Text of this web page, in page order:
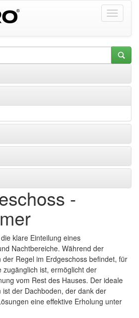
-
klare Einteilung eines
Nachtbereiche. Während der
Regel im Erdgeschoss befindet, für
zugänglich ist, ermöglicht der
vom Rest des Hauses. Der ideale
der Dachboden, der dank der
eine effektive Erholung unter